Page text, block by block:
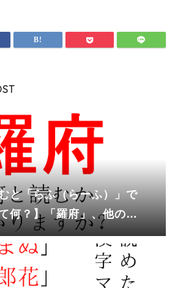
と「らふ（らーふ）」で
何？】「羅府」、他の読
すか？